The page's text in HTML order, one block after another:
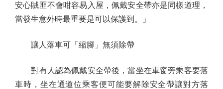
安心賊匪不會咁容易入屋，佩戴安全帶亦是同樣道理，
當發生意外時最重要是可以保護到。」
讓人落車可「縮腳」無須除帶
對有人認為佩戴安全帶後，當坐在車窗旁乘客要落
車時，坐在通道位乘客便可能要解除安全帶讓對方落